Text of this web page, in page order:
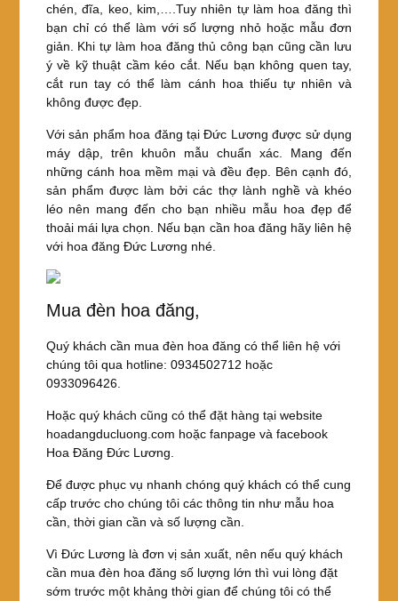
chén, đĩa, keo, kim,….Tuy nhiên tự làm hoa đăng thì
bạn chỉ có thể làm với số lượng nhỏ hoặc mẫu đơn
giản. Khi tự làm hoa đăng thủ công bạn cũng cần lưu
ý về kỹ thuật cầm kéo cắt. Nếu bạn không quen tay,
cắt run tay có thể làm cánh hoa thiếu tự nhiên và
không được đẹp.
Với sản phẩm hoa đăng tại Đức Lương được sử dụng
máy dập, trên khuôn mẫu chuẩn xác. Mang đến
những cánh hoa mềm mại và đều đẹp. Bên cạnh đó,
sản phẩm được làm bởi các thợ lành nghề và khéo
léo nên mang đến cho bạn nhiều mẫu hoa đẹp để
thoải mái lựa chọn. Nếu bạn cần hoa đăng hãy liên hệ
với hoa đăng Đức Lương nhé.
Mua đèn hoa đăng,
Quý khách cần mua đèn hoa đăng có thể liên hệ với
chúng tôi qua hotline: 0934502712 hoặc
0933096426.
Hoặc quý khách cũng có thể đặt hàng tại website
hoadangducluong.com hoặc fanpage và facebook
Hoa Đăng Đức Lương.
Để được phục vụ nhanh chóng quý khách có thể cung
cấp trước cho chúng tôi các thông tin như mẫu hoa
cần, thời gian cần và số lượng cần.
Vì Đức Lương là đơn vị sản xuất, nên nếu quý khách
cần mua đèn hoa đăng số lượng lớn thì vui lòng đặt
sớm trước một khảng thời gian để chúng tôi có thể